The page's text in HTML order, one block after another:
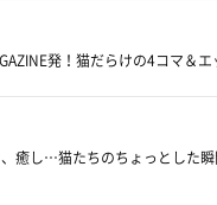
してもらいたいです。
発！猫だらけの4コマ＆
癒し…猫たちのちょっとした